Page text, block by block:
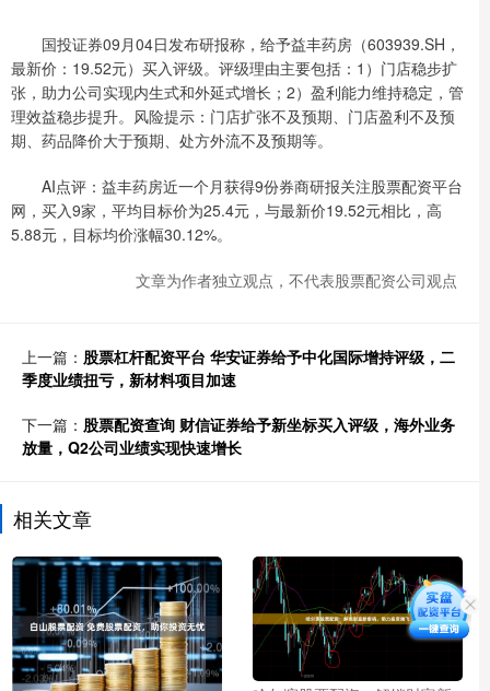
国投证券09月04日发布研报称，给予益丰药房（603939.SH，
最新价：19.52元）买入评级。评级理由主要包括：1）门店稳步扩
张，助力公司实现内生式和外延式增长；2）盈利能力维持稳定，管
理效益稳步提升。风险提示：门店扩张不及预期、门店盈利不及预
期、药品降价大于预期、处方外流不及预期等。
AI点评：益丰药房近一个月获得9份券商研报关注股票配资平台
网，买入9家，平均目标价为25.4元，与最新价19.52元相比，高
5.88元，目标均价涨幅30.12%。
文章为作者独立观点，不代表股票配资公司观点
上一篇： 股票杠杆配资平台 华安证券给予中化国际增持评级，二
季度业绩扭亏，新材料项目加速
下一篇： 股票配资查询 财信证券给予新坐标买入评级，海外业务
放量，Q2公司业绩实现快速增长
相关文章